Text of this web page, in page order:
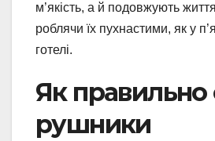
м’якість, а й подовжують
роблячи їх пухнастими, як у
готелі.
Як
рушники